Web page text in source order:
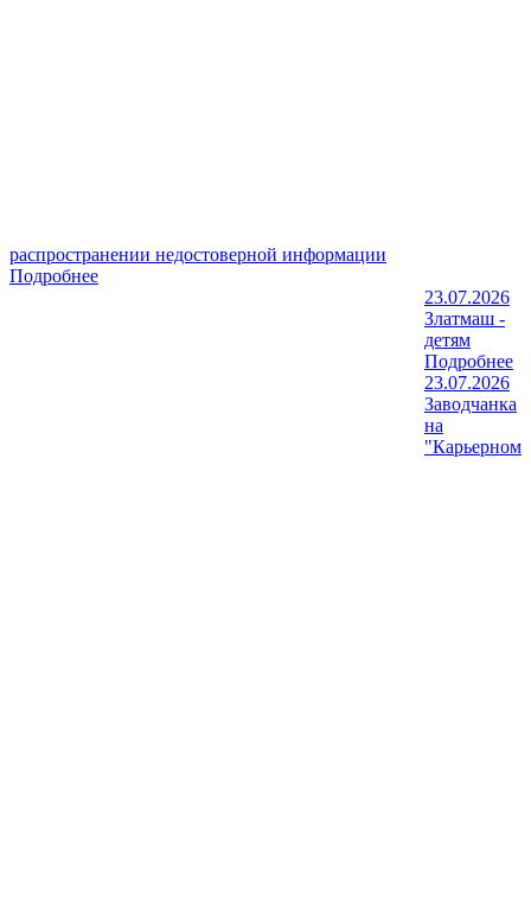
распространении недостоверной информации
Подробнее
23.07.2026
Златмаш -
детям
Подробнее
23.07.2026
Заводчанка
на
"Карьерном